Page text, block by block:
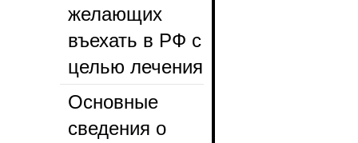
желающих
въехать в РФ с
целью лечения
Основные
сведения о